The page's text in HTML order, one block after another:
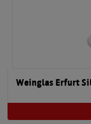
Weinglas Erfurt